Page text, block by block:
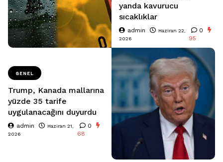
yanda kavurucu
sıcaklıklar
admin
Haziran 22,
2026
0
95
GENEL
Trump, Kanada mallarına
yüzde 35 tarife
uygulanacağını duyurdu
admin
Haziran 21,
2026
0
68